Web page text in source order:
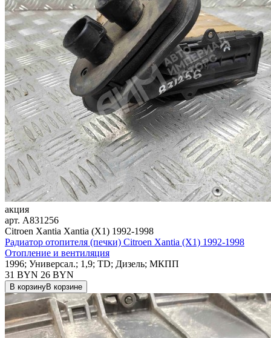
акция
арт. A831256
Citroen Xantia Xantia (X1) 1992-1998
Радиатор отопителя (печки) Citroen Xantia (X1) 1992-1998
Отопление и вентиляция
1996; Универсал.; 1,9; TD; Дизель; МКПП
31 BYN 26 BYN
В корзинуВ корзине